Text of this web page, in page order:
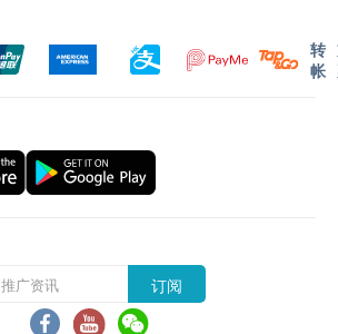
百份比
测
,
病毒一型及二型, 阴道鞭毛滴虫
血筛查
合量、血红素成份分析
) 后回来本院领取检查报告。
时间会因应不同情况(如个别化验项
异常状况，将尽快通知客户，以作
亲身前往本院领取检查报告，并由
行体检后八个星期内领取检查报告，
转
帐
订阅